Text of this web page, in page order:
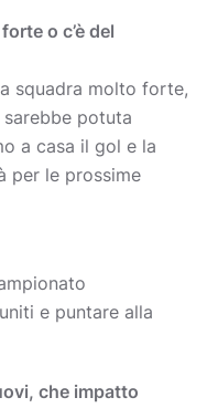
o c’è del
squadra molto forte,
potuta
a casa il gol e la
per le prossime
e puntare alla
che impatto